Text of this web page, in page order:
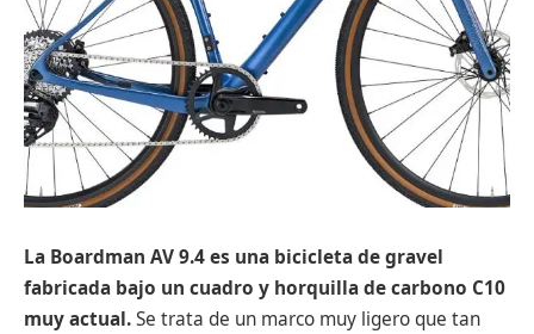
La Boardman AV 9.4 es una bicicleta de gravel
fabricada bajo un cuadro y horquilla de carbono C10
muy actual.Se trata de un marco muy ligero que tan